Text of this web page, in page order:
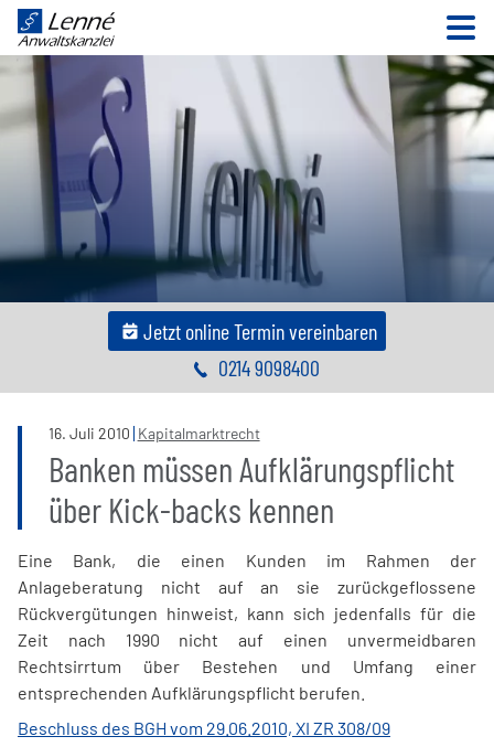
Jetzt online Termin vereinbaren
0214 9098400
16. Juli 2010 Kapitalmarktrecht
Banken müssen Aufklärungspflicht
über Kick-backs kennen
Eine Bank, die einen Kunden im Rahmen der
Anlageberatung nicht auf an sie zurückgeflossene
Rückvergütungen hinweist, kann sich jedenfalls für die
Zeit nach 1990 nicht auf einen unvermeidbaren
Rechtsirrtum über Bestehen und Umfang einer
entsprechenden Aufklärungspflicht berufen.
Beschluss des BGH vom 29.06.2010, XI ZR 308/09